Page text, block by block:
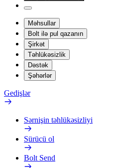
Məhsullar
Bolt ilə pul qazanın
Şirkət
Təhlükəsizlik
Dəstək
Şəhərlər
Gedişlər
Sərnişin təhlükəsizliyi
Sürücü ol
Bolt Send